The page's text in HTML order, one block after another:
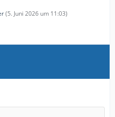
(5. Juni 2026 um 11:03)